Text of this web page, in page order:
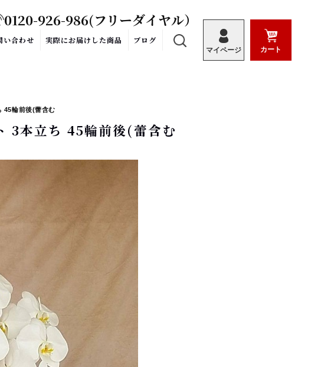
0120-926-986(フリーダイヤル）
い合わせ 実際にお届けした商品 ブログ
マイページ カート
45輪前後(蕾含む
3本立ち 45輪前後(蕾含む